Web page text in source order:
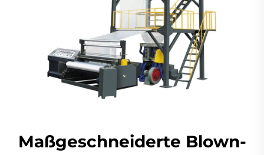
Maßgeschneiderte Blown-